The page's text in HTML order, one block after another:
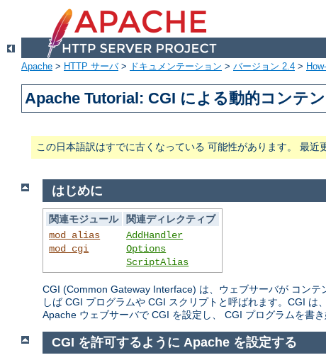
Apache > HTTP サーバ> ドキュメンテーション > バージョン 2.4 >
Apache Tutorial: CGI による動的コンテ
この日本語訳はすでに古くなっている 可能性があります。 最近
はじめに
関連モジュール
関連ディレクティブ
mod_alias
mod_cgi
AddHandler
Options
ScriptAlias
CGI (Common Gateway Interface) は、ウェブサーバが コン
しば CGI プログラムや CGI スクリプトと呼ばれます。CGI は
Apache ウェブサーバで CGI を設定し、 CGI プログラムを書
CGI を許可するように Apache を設定する